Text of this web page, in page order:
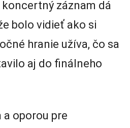
záznam dá
bolo vidieť ako si
hranie užíva, čo sa
aj do finálneho
oporou pre